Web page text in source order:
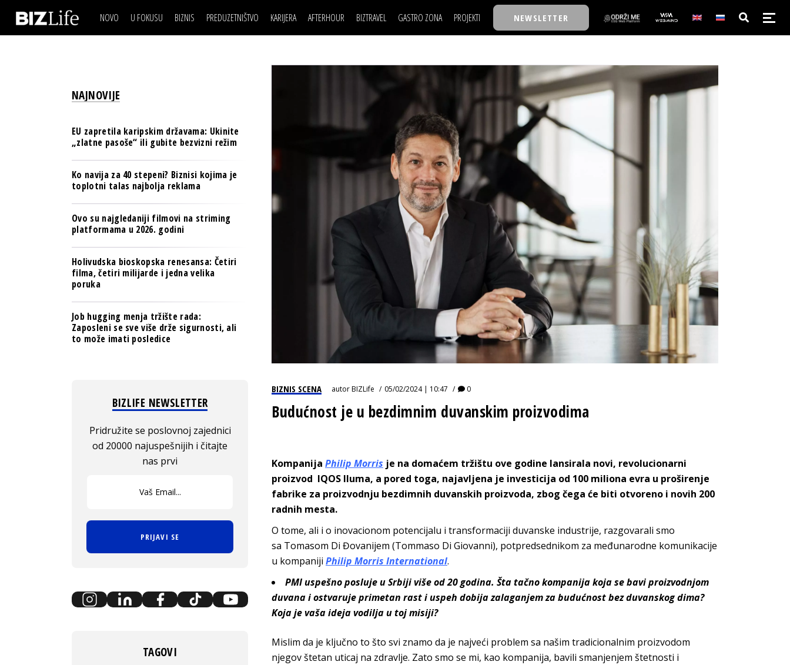
NOVO U FOKUSU BIZNIS
BANKE
OSIGURANJE
TECH I AI
BIZNIS & SPORT
PULS REGIONA
NOVO NA RAFU
PREDUZETNIŠTVO KARIJERA AFTERHOUR BIZTRAVEL GASTRO ZONA PROJEKTI
TASTY TALKS
30 ISPOD 30
BACK TO OFFICE/SCHOOL
BIZBENDOVI
BIZKOLEGIJUM
BMW BIZNIS LIGA
BIZLIFE WEEK
IZJAVA GODINE
NEWSLETTER
IZJAVA DANABIZNIS SCENA
BREND I KOMUNIKACIJE
OSIGURANJE
TECH I AI
PULS REGIONA
POSAO
MOJ UGAO
FILM I SCENA
AUTO SVET
NAJKOLEGA
30 ISPOD 30
BACK TO OFFICE/SCHOOL
BIZBENDOVI
BIZKOLEGIJUM
BMW BIZNIS LIGA
BIZLIFE WEEK
IZJAVA GODINE
BIZNIS SCENA autorBIZLife 05/02/2024 | 10:47 0
Budućnost je u bezdimnim duvanskim proizvodima
Kompanija Philip Morris je na domaćem tržištu ove godine lansirala novi, revolucionarni
proizvod IQOS Iluma, a pored toga, najavljena je investicija od 100 miliona evra u proširenje
fabrike za proizvodnju bezdimnih duvanskih proizvoda, zbog čega će biti otvoreno i novih 200
radnih mesta.
O tome, ali i o inovacionom potencijalu i transformaciji duvanske industrije, razgovarali smo
sa Tomasom Di Đovanijem (Tommaso Di Giovanni), potpredsednikom za međunarodne komunikacije
u kompaniji Philip Morris International.
PMI uspešno posluje u Srbiji više od 20 godina. Šta tačno kompanija koja se bavi proizvodnjom
duvana i ostvaruje primetan rast i uspeh dobija zalaganjem za budućnost bez duvanskog dima?
Koja je vaša ideja vodilja u toj misiji?
Mislim da je ključno to što svi znamo da je najveći problem sa našim tradicionalnim proizvodom
njegov štetan uticaj na zdravlje. Zato smo se mi, kao kompanija, bavili smanjenjem štetnosti i
NAJNOVIJE
EU zapretila karipskim državama: Ukinite
„zlatne pasoše“ ili gubite bezvizni režim
Ko navija za 40 stepeni? Biznisi kojima je
toplotni talas najbolja reklama
Ovo su najgledaniji filmovi na striming
platformama u 2026. godini
Holivudska bioskopska renesansa: Četiri
filma, četiri milijarde i jedna velika
poruka
Job hugging menja tržište rada:
Zaposleni se sve više drže sigurnosti, ali
to može imati posledice
BIZLIFE NEWSLETTER
Pridružite se poslovnoj zajednici
od 20000 najuspešnijih i čitajte
nas prvi
PRIJAVI SE
TAGOVI